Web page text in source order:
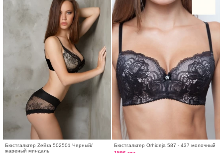
Бюстгальтер ZeBra 502501 Черный/
жареный миндаль
Бюстгальтер Orhideja 587 - 437 молочный